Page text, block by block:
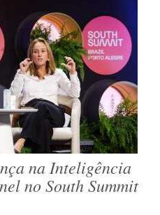
na Inteligência
no South Summit